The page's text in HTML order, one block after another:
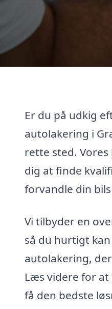
Er du på udkig
autolakering i
rette sted.
dig at finde
forvandle din
Vi tilbyder en
så du hurtigt
autolakering,
Læs videre for
få den bedste